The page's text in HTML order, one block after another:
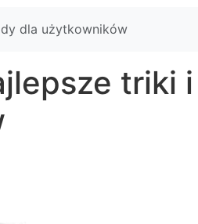
dla użytkowników
triki i